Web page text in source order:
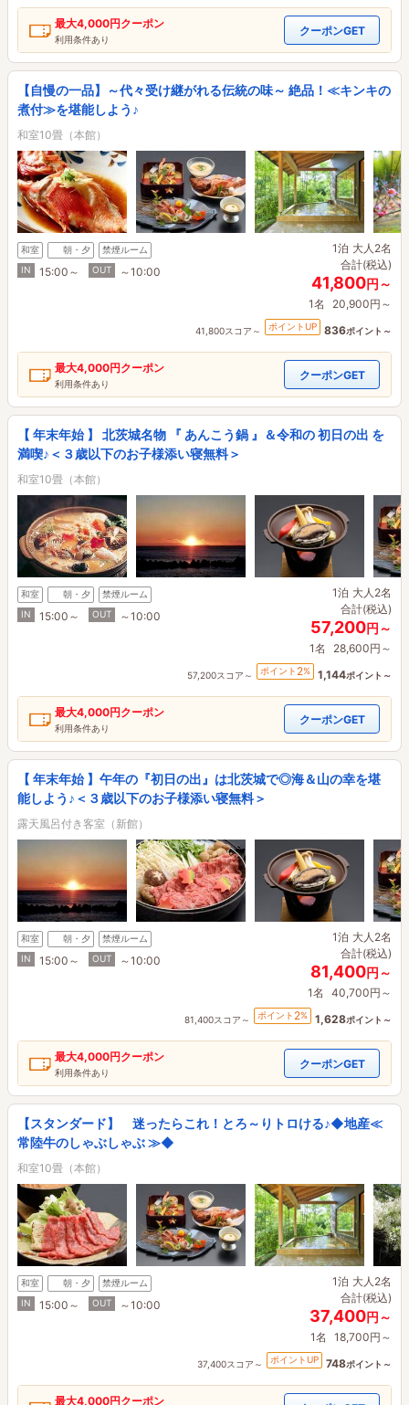
最大4,000円クーポン
利用条件あり
クーポンGET
【自慢の一品】～代々受け継がれる伝統の味～ 絶品！≪キンキの
煮付≫を堪能しよう♪
和室10畳（本館）
和室 朝・夕
禁煙ルーム
IN
15:00～ OUT ～10:00
1泊 大人2名
合計(税込)
41,800円～
1名 20,900円～
41,800スコア～ ポイントUP 836ポイント～
最大4,000円クーポン
利用条件あり
クーポンGET
【 年末年始 】 北茨城名物 『 あんこう鍋 』＆令和の 初日の出 を
満喫♪＜３歳以下のお子様添い寝無料＞
和室10畳（本館）
和室 朝・夕
禁煙ルーム
IN
15:00～ OUT ～10:00
1泊 大人2名
合計(税込)
57,200円～
1名 28,600円～
57,200スコア～ ポイント 2% 1,144ポイント～
最大4,000円クーポン
利用条件あり
クーポンGET
【 年末年始 】午年の『初日の出』は北茨城で◎海＆山の幸を堪
能しよう♪＜３歳以下のお子様添い寝無料＞
露天風呂付き客室（新館）
和室 朝・夕
禁煙ルーム
IN
15:00～ OUT ～10:00
1泊 大人2名
合計(税込)
81,400円～
1名 40,700円～
81,400スコア～ ポイント 2% 1,628ポイント～
最大4,000円クーポン
利用条件あり
クーポンGET
【スタンダード】 迷ったらこれ！とろ～りトロける♪◆地産≪
常陸牛のしゃぶしゃぶ ≫◆
和室10畳（本館）
和室 朝・夕
禁煙ルーム
IN
15:00～ OUT ～10:00
1泊 大人2名
合計(税込)
37,400円～
1名 18,700円～
37,400スコア～ ポイントUP 748ポイント～
最大4,000円クーポン